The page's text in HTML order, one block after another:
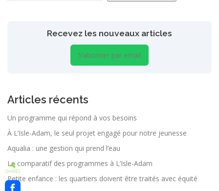
Recevez les nouveaux articles
S’abonner par email
Articles récents
Un programme qui répond à vos besoins
À L’Isle-Adam, le seul projet engagé pour notre jeunesse
Aqualia : une gestion qui prend l’eau
Le comparatif des programmes à L’Isle-Adam
Petite enfance : les quartiers doivent être traités avec équité
SHARES